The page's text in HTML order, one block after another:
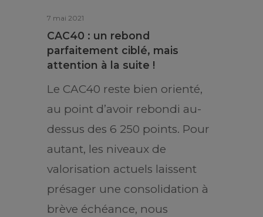
7 mai 2021
CAC40 : un rebond
parfaitement ciblé, mais
attention à la suite !
Le CAC40 reste bien orienté,
au point d’avoir rebondi au-
dessus des 6 250 points. Pour
autant, les niveaux de
valorisation actuels laissent
présager une consolidation à
brève échéance, nous